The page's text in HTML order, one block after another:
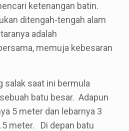
ketenangan batin.
ditengah-tengah alam
adalah
memuja kebesaran
salak saat ini bermula
batu besar. Adapun
5 meter dan lebarnya 3
meter. Di depan batu